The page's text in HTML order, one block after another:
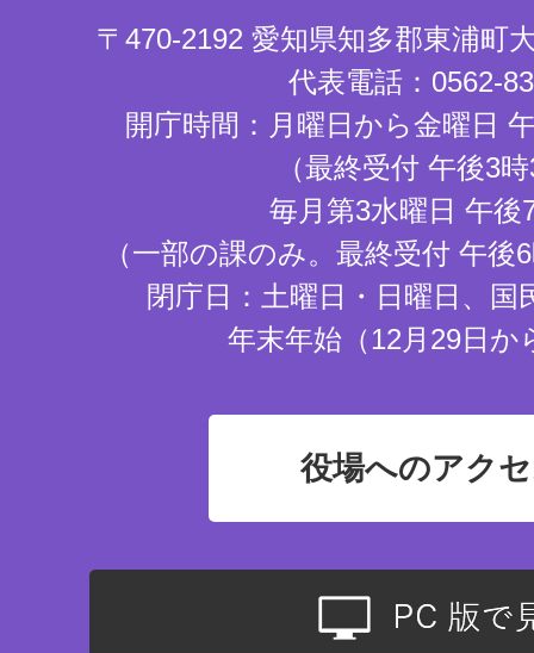
〒470-2192 愛知県知多郡東浦町
代表電話：0562-
開庁時間：月曜日から金曜日
（最終受付 午後3
毎月第3水曜日 午後
（一部の課のみ。最終受付 午
閉庁日：土曜日・日曜日、国
年末年始（12月29日か
役場へのアク